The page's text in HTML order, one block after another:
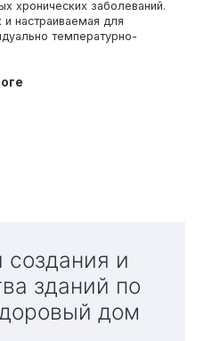
хронических заболеваний.
настраиваемая для
температурно-
зданий по
дом